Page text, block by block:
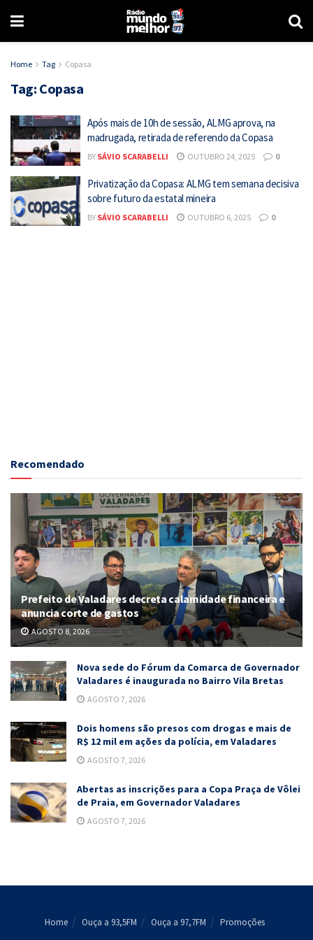
Home Tag Copasa
Tag: Copasa
Após mais de 10h de sessão, ALMG aprova, na
madrugada, retirada de referendo da Copasa
BY SÁVIO SCARABELLI OUTUBRO 24, 2025 0
Privatização da Copasa: ALMG tem semana decisiva
sobre futuro da estatal mineira
BY SÁVIO SCARABELLI OUTUBRO 6, 2025 0
Recomendado
Prefeito de Valadares decreta calamidade financeira e
anuncia corte de gastos
AGOSTO 8, 2026
Nova sede do Fórum da Comarca de Governador
Valadares é inaugurada no Bairro Vila Bretas
AGOSTO 7, 2026
Dois homens são presos com drogas e mais de
R$ 12 mil em ações da polícia, em Valadares
AGOSTO 7, 2026
Abertas as inscrições para a Copa Praça de Vôlei
de Praia, em Governador Valadares
AGOSTO 7, 2026
Home Ouça a 93,5FM Ouça a 97,7FM Promoções